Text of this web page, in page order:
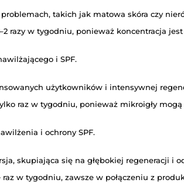
problemach, takich jak matowa skóra czy
razy w tygodniu, ponieważ koncentracja
i SPF.
użytkowników i intensywnej
raz w tygodniu, ponieważ mikroigły
i ochrony SPF.
skupiająca się na głębokiej regeneracji i
w tygodniu, zawsze w połączeniu z